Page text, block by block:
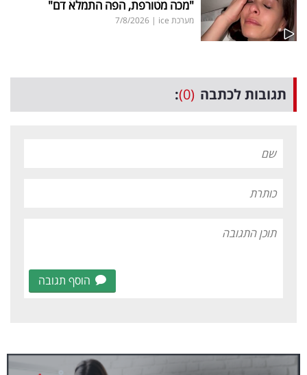
"מכה מטורפת, הפה התמלא דם"
מערכת ice |
7/8/2026
תגובות לכתבה (0)
:
הוסף תגובה